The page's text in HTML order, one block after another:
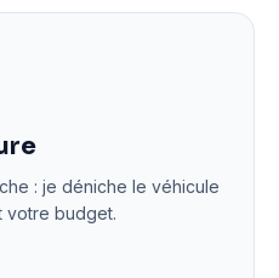
: je déniche le véhicule
votre budget.